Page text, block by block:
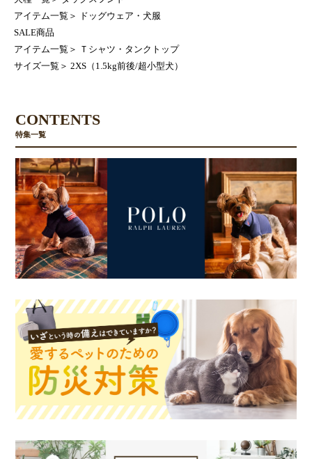
アイテム一覧 ＞
ドッグウェア・犬服
SALE商品
アイテム一覧 ＞
Ｔシャツ・タンクトップ
サイズ一覧 ＞ 2XS（1.5kg前後/超小型犬）
CONTENTS
特集一覧